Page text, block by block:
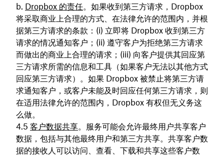
Dropbox 的责任。如果收到第三方请求，Dropbox
将采取商业上合理的方式、在法律允许的范围内，并根
据第三方请求的条款：(i) 立即将 Dropbox 收到第三方
请求的情况通知客户；(ii) 遵守客户为拒绝第三方请求
而做出的商业上合理的请求；(iii) 向客户提供其回应第
三方请求所需的信息和工具（如果客户无法以其他方式
回应第三方请求）。如果 Dropbox 被禁止将第三方请
求通知客户，或客户未能及时回应任何第三方请求，则
在适用法律允许的范围内，Dropbox 有权但无义务这
么做。
客户数据共享。服务可能会允许最终用户共享客户
数据，包括与其他最终用户和第三方共享。共享客户数
据的接收人可以访问、查看、下载和共享这些客户数